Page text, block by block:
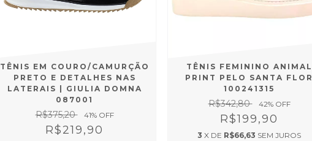
TÊNIS EM COURO/CAMURÇÃO
PRETO E DETALHES NAS
LATERAIS | GIULIA DOMNA
087001
R$375,20 41% OFF
R$219,90
TÊNIS FEMININO ANIMAL
PRINT PELO SANTA FLOR
100241315
R$342,80 42% OFF
R$199,90
3 X DE R$66,63 SEM JUROS